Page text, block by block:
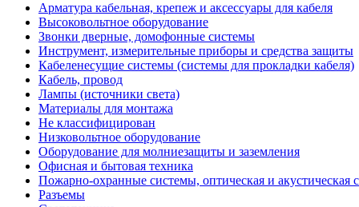
Арматура кабельная, крепеж и аксессуары для кабеля
Высоковольтное оборудование
Звонки дверные, домофонные системы
Инструмент, измерительные приборы и средства защиты
Кабеленесущие системы (системы для прокладки кабеля)
Кабель, провод
Лампы (источники света)
Материалы для монтажа
Не классифицирован
Низковольтное оборудование
Оборудование для молниезащиты и заземления
Офисная и бытовая техника
Пожарно-охранные системы, оптическая и акустическая
Разъемы